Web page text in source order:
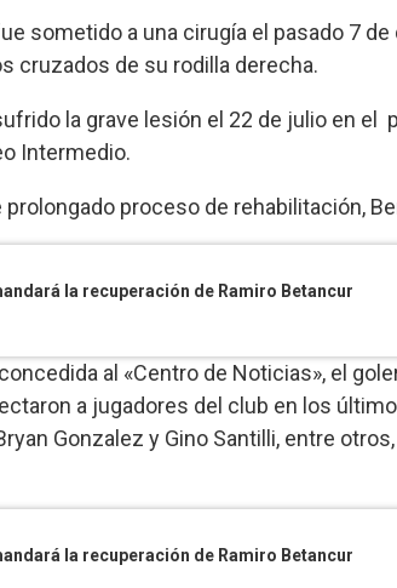
sometido a una cirugía el pasado 7
cruzados de su rodilla derecha.
la grave lesión el 22 de julio en el
Intermedio.
proceso de rehabilitación,
la recuperación de Ramiro Betancur
al «Centro de Noticias», el
a jugadores del club en los
Gonzalez y Gino Santilli, entre
la recuperación de Ramiro Betancur